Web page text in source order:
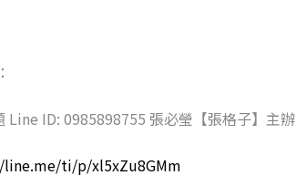
Line ID: 0985898755 張必瑩【張格子】主辦
ti/p/xl5xZu8GMm